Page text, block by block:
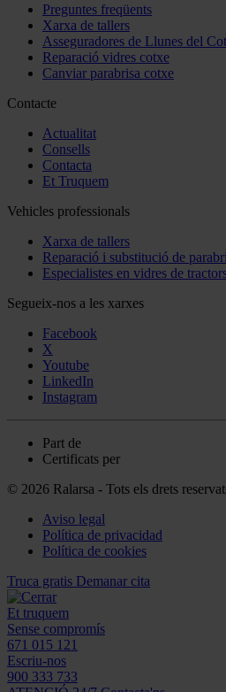
Preguntes freqüents
Xarxa de tallers
Asseguradores de Llunes del
Reparació vidres cotxe
Canviar parabrisa cotxe
Contacte
Actualitat
Consells
Contacta
Et Truquem
Vehicles professionals
Xarxa de tallers
Reparació i substitució de
Especialistes en vidres de
Segueix-nos a les xarxes
Facebook
X
Youtube
LinkedIn
Instagram
Part de
Certificats per
© 2026 Ralarsa - Tots els drets
Aviso legal
Política de privacidad
Política de cookies
Truca gratis Demanar cita
Et truquem
Sense compromís
671 015 121
Escriu-nos
900 333 733